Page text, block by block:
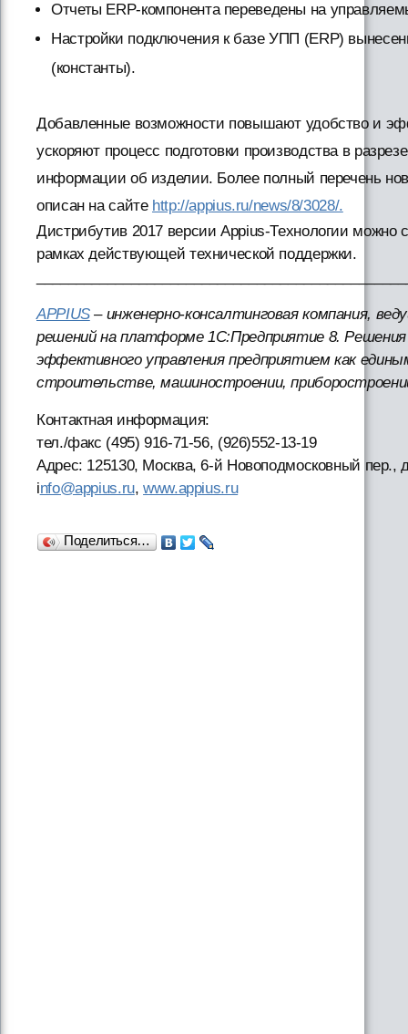
Отчеты ERP-компонента переведены на
Настройки подключения к базе УПП (ERP)
(константы).
Добавленные возможности повышают удобство и
ускоряют процесс подготовки производства в
информации об изделии. Более полный перечень
описан на сайте http://appius.ru/news/8/3028/.
Дистрибутив 2017 версии Appius-Технологии можно
рамках действующей технической поддержки.
APPIUS– инженерно-консалтинговая компания,
решений на платформе 1С:Предприятие 8. Решения
эффективного управления предприятием как
строительстве, машиностроении,
Контактная информация:
тел./факс (495) 916-71-56, (926)552-13-19
Адрес: 125130, Москва, 6-й Новоподмосковный пер.,
info@appius.ru,www.appius.ru
Поделиться…